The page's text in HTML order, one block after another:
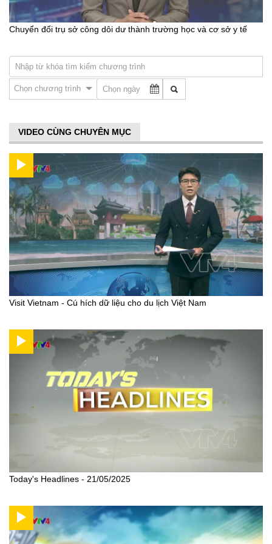
Chuyển đổi trụ sở công dôi dư thành trường học và cơ sở y tế
Chọn chương trình
VIDEO CÙNG CHUYÊN MỤC
Visit Vietnam - Cú hích dữ liệu cho du lịch Việt Nam
Today's Headlines - 21/05/2025